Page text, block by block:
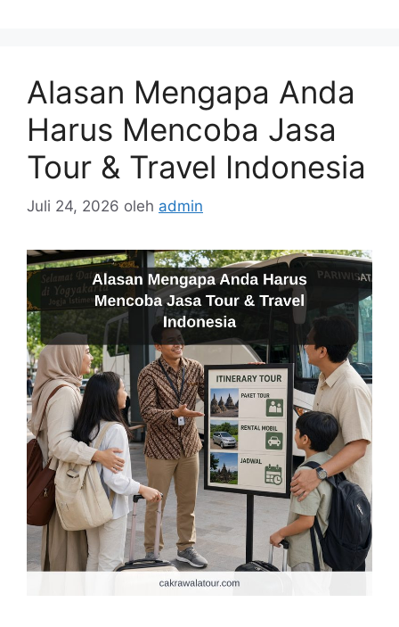
Alasan Mengapa Anda
Harus Mencoba Jasa
Tour & Travel Indonesia
Juli 24, 2026 oleh admin